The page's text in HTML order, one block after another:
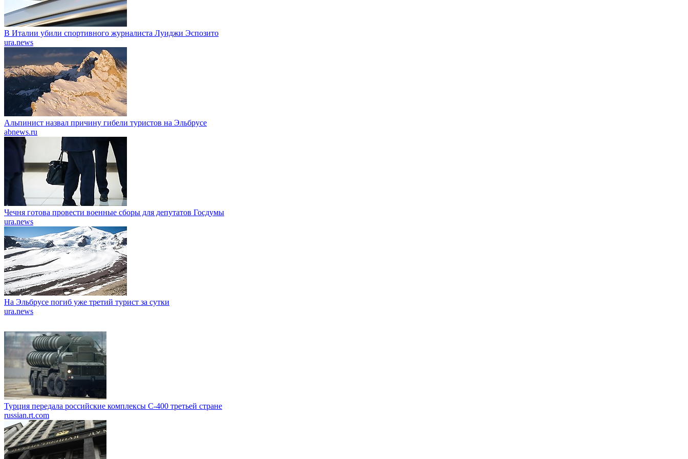
В Италии убили спортивного журналиста Луиджи Эспозито
ura.news
Альпинист назвал причину гибели туристов на Эльбрусе
abnews.ru
Чечня готова провести военные сборы для депутатов Госдумы
ura.news
На Эльбрусе погиб уже третий турист за сутки
ura.news
Турция передала российские комплексы С-400 третьей стране
russian.rt.com